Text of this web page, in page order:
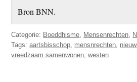
Bron BNN.
Categorie: Boeddhisme, Mensenrechten,
Tags:aartsbisschop, mensnrechten,
vreedzaam samenwonen,westen